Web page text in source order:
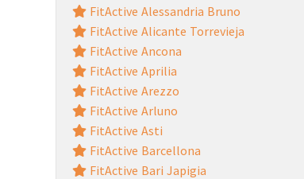
FitActive Alessandria Bruno
FitActive Alicante Torrevieja
FitActive Ancona
FitActive Aprilia
FitActive Arezzo
FitActive Arluno
FitActive Asti
FitActive Barcellona
FitActive Bari Japigia